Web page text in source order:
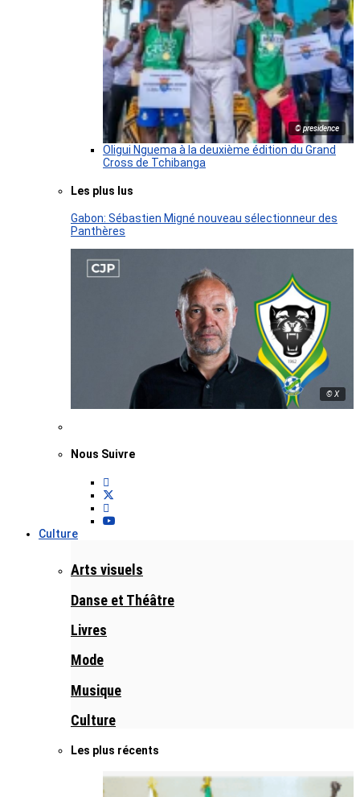
© presidence
Oligui Nguema à la deuxième édition du Grand
Cross de Tchibanga
Les plus lus
Gabon: Sébastien Migné nouveau sélectionneur des
Panthères
© X
Nous Suivre
Culture
Arts visuels
Danse et Théâtre
Livres
Mode
Musique
Culture
Les plus récents